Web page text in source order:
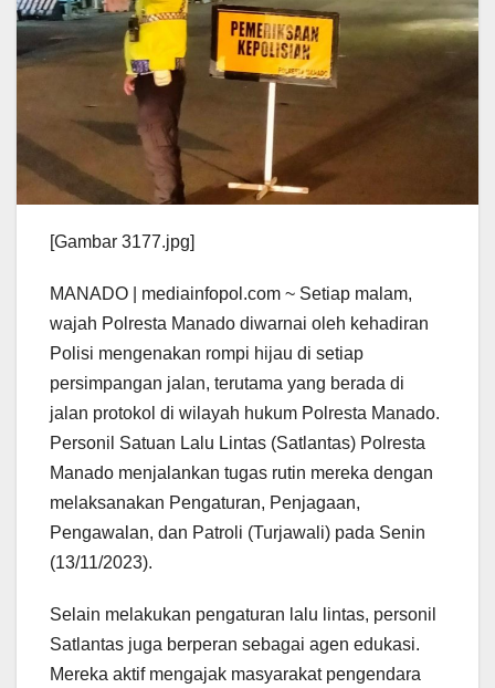
[Gambar 3177.jpg]
MANADO | mediainfopol.com ~ Setiap malam,
wajah Polresta Manado diwarnai oleh kehadiran
Polisi mengenakan rompi hijau di setiap
persimpangan jalan, terutama yang berada di
jalan protokol di wilayah hukum Polresta Manado.
Personil Satuan Lalu Lintas (Satlantas) Polresta
Manado menjalankan tugas rutin mereka dengan
melaksanakan Pengaturan, Penjagaan,
Pengawalan, dan Patroli (Turjawali) pada Senin
(13/11/2023).
Selain melakukan pengaturan lalu lintas, personil
Satlantas juga berperan sebagai agen edukasi.
Mereka aktif mengajak masyarakat pengendara